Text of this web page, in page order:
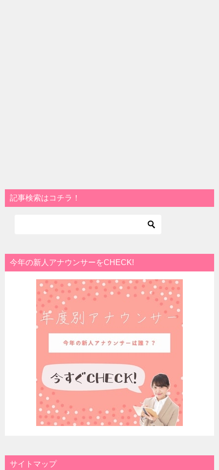
記事検索はコチラ！
今年の新人アナウンサーをCHECK!
サイトマップ